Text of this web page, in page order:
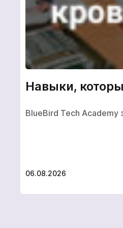
Навыки,
BlueBird Tech
06.08.2026